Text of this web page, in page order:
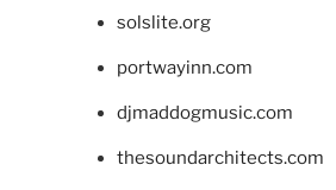
solslite.org
portwayinn.com
djmaddogmusic.com
thesoundarchitects.com